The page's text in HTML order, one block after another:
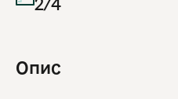
2/4
Опис